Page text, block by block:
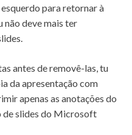
para retornar à
não deve mais ter
antes de removê-las, tu
da apresentação com
apenas as anotações do
de slides do Microsoft